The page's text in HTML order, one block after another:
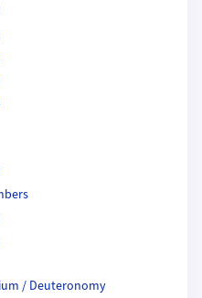
/ Deuteronomy